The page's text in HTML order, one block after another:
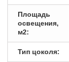
Площадь
освещения,
м2:
Тип цоколя: